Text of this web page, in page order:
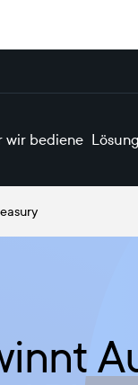
wir bedienen